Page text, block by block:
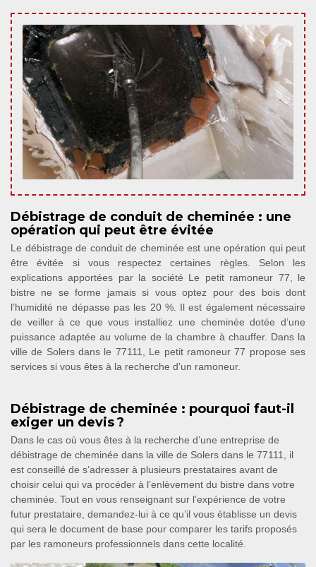
Débistrage de conduit de cheminée : une
opération qui peut être évitée
Le débistrage de conduit de cheminée est une opération qui peut
être évitée si vous respectez certaines règles. Selon les
explications apportées par la société Le petit ramoneur 77, le
bistre ne se forme jamais si vous optez pour des bois dont
l’humidité ne dépasse pas les 20 %. Il est également nécessaire
de veiller à ce que vous installiez une cheminée dotée d’une
puissance adaptée au volume de la chambre à chauffer. Dans la
ville de Solers dans le 77111, Le petit ramoneur 77 propose ses
services si vous êtes à la recherche d’un ramoneur.
Débistrage de cheminée : pourquoi faut-il
exiger un devis ?
Dans le cas où vous êtes à la recherche d’une entreprise de
débistrage de cheminée dans la ville de Solers dans le 77111, il
est conseillé de s’adresser à plusieurs prestataires avant de
choisir celui qui va procéder à l’enlèvement du bistre dans votre
cheminée. Tout en vous renseignant sur l’expérience de votre
futur prestataire, demandez-lui à ce qu’il vous établisse un devis
qui sera le document de base pour comparer les tarifs proposés
par les ramoneurs professionnels dans cette localité.